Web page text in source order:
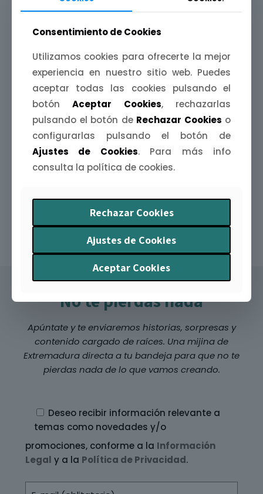
No te pierdas nada
Apúntate y te enviaremos historias, sorpresas y
contenido cargado de raíces. Una mijina de
Extremadura directa a tu bandeja para que no te
pierdas nada de lo que vamos creando.
Deseo recibir información relevante a
temas como novedades y/o
promociones, conforme a la Información
Legal y a la Política de Privacidad.
Consentimiento de Cookies
Utilizamos cookies para ofrecerte la mejor
experiencia en nuestro sitio web. Puedes
aceptar todas las cookies pulsando el
botónAceptar Cookies, rechazarlas
pulsando el botón de Rechazar Cookies o
configurarlas pulsando el botón de
Ajustes de Cookies. Para más info
consulta la política de cookies.
Rechazar Cookies
Ajustes de Cookies
Aceptar Cookies